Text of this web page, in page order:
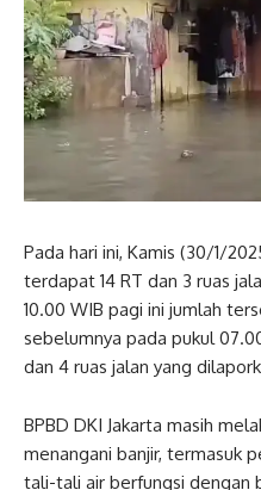
Pada hari ini, Kamis (30/1/
terdapat 14 RT dan 3 ruas
10.00 WIB pagi ini jumlah
sebelumnya pada pukul
dan 4 ruas jalan yang
BPBD DKI Jakarta masih
menangani banjir, termasuk
tali-tali air berfungsi dengan